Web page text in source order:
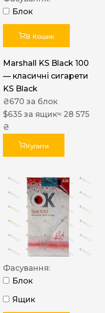
Блок
В Кошик
Marshall KS Black 100
— класичні сигарети
KS Black
₴670 за блок
$635 за ящик≈ 28 575
₴
Купити
Фасування:
Блок
Ящик